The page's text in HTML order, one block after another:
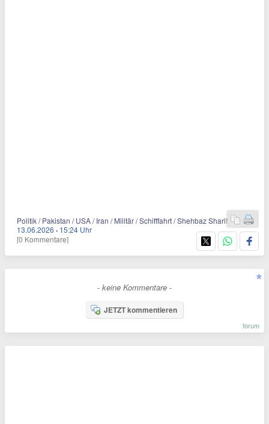
Politik / Pakistan / USA / Iran / Militär / Schifffahrt / Shehbaz Sharif
13.06.2026 · 15:24 Uhr
[0 Kommentare]
- keine Kommentare -
JETZT kommentieren
forum